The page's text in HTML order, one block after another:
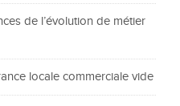
de l’évolution de métier
locale commerciale vide